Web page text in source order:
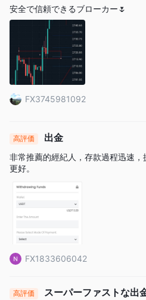
アカウント開設に関しては、
を提供しています。以下を参照して
Giraffe Marketsの手数料
3つのアカウントのスプレッドは
pips、Raw + 0.0 pips
レッドは小さくなります。また、
す。
取引プラットフォーム
Giraffe Marketsが提供する取引プラ
レーダーはデスクトップ、モバイ
きます。
入金と出金
NETELLERの5つの支払いオプシ
安全で信頼できるブローカー🌷
FX3745981092
高評価 出金
非常推薦的經紀人，存款過程迅速
更好。
FX1833606042
高評価 スーパーファストな出